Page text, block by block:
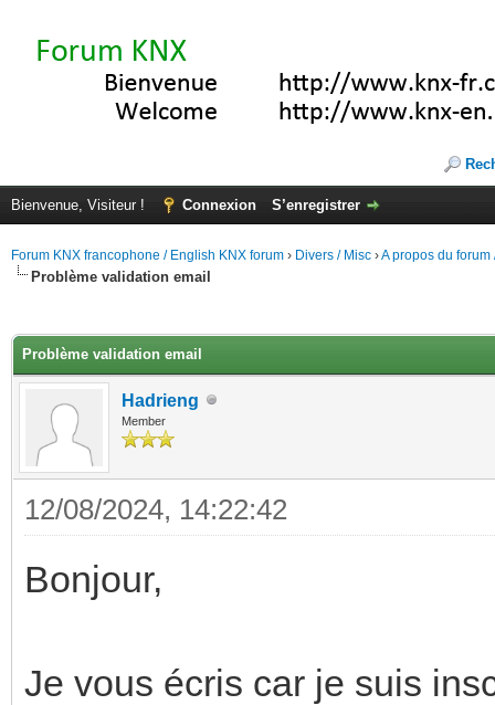
Bienvenue, Visiteur ! Connexion S’enregistrer
Forum KNX francophone / English KNX forum › Divers / Misc ›A propos du forum
Problème validation email
Problème validation email
Hadrieng
Member
12/08/2024, 14:22:42
Bonjour,
Je vous écris car je suis